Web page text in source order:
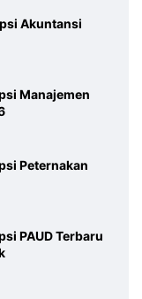
Akuntansi
Manajemen
Peternakan
PAUD Terbaru